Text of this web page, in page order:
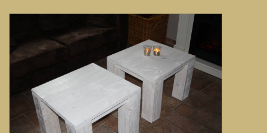
Banken, stoelen &
Hoekbanken
Plantenbakken
Hockers & Terrastafels